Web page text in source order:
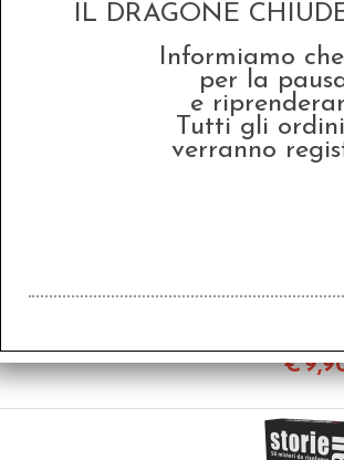
€
IL DRAGONE
Informiamo
per la
e
Tutti gli
verranno